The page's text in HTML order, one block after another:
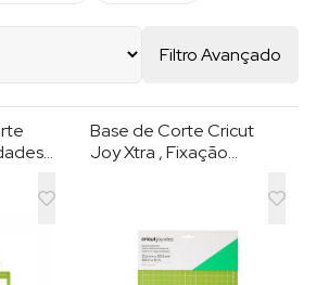
Filtro Avançado
cm x
Base de Corte Cricut
Joy Xtra , Fixação